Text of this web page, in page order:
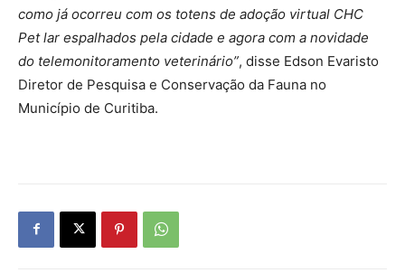
como já ocorreu com os totens de adoção virtual CHC
Pet lar espalhados pela cidade e agora com a novidade
do telemonitoramento veterinário”, disse Edson Evaristo
Diretor de Pesquisa e Conservação da Fauna no
Município de Curitiba.